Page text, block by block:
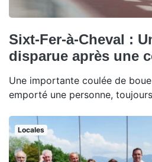
Sixt-Fer-à-Cheval :
disparue après une
Une importante coulée de
emporté une personne,
Locales